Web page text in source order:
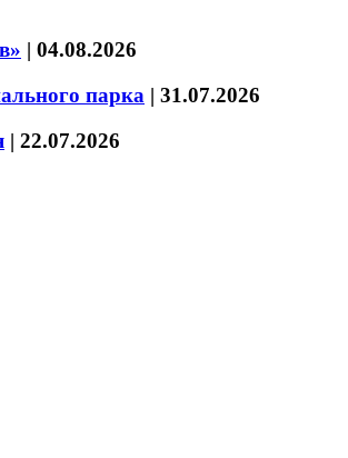
| 04.08.2026
парка | 31.07.2026
| 22.07.2026